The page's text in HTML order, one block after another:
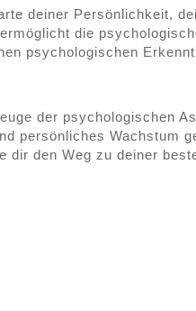
deiner Persönlichkeit,
die
psychologischen
der psychologischen
persönliches Wachstum
dir den Weg zu deiner